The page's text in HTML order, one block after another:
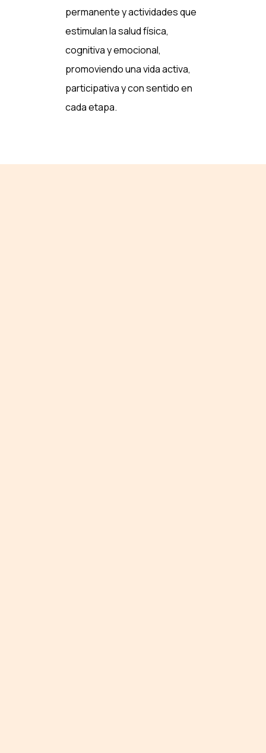
permanente y actividades que
estimulan la salud física,
cognitiva y emocional,
promoviendo una vida activa,
participativa y con sentido en
cada etapa.